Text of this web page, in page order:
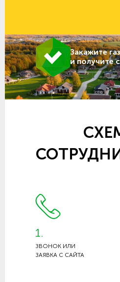
Закажите
и получите
1.
ЗВОНОК ИЛИ
ЗАЯВКА С САЙТА